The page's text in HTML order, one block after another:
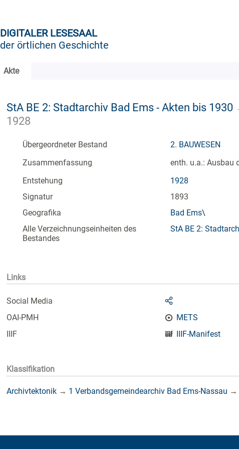
DIGITALER LESESAAL
der örtlichen Geschichte
Akte
StA BE 2: Stadtarchiv Bad Ems - Akten bis 1930
1928
Übergeordneter Bestand
2. BAUWESEN
Zusammenfassung
enth. u.a.: Ausbau
Entstehung
1928
Signatur
1893
Geografika
Bad Ems\
Alle Verzeichnungseinheiten des
Bestandes
StA BE 2:
Links
Social Media
OAI-PMH
METS
IIIF
IIIF-Manifest
Klassifikation
Archivtektonik → 1 Verbandsgemeindearchiv Bad Ems-Nassau →